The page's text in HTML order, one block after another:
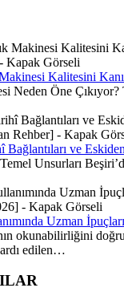
Kalitesini
Neden Öne
Bağlantıları ve
Temel Unsurları
Uzman
okunabilirliğini
edilen…